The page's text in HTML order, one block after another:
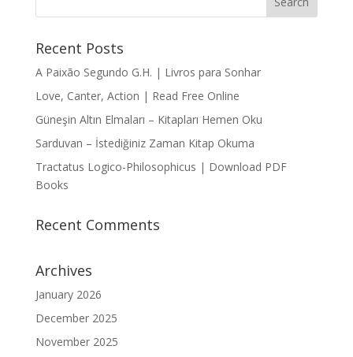
Recent Posts
A Paixão Segundo G.H. | Livros para Sonhar
Love, Canter, Action | Read Free Online
Güneşin Altın Elmaları – Kitapları Hemen Oku
Sarduvan – İstediğiniz Zaman Kitap Okuma
Tractatus Logico-Philosophicus | Download PDF
Books
Recent Comments
Archives
January 2026
December 2025
November 2025